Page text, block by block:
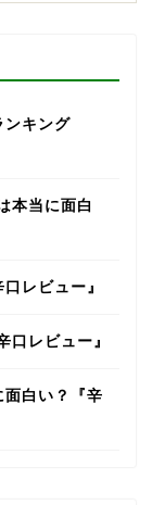
ンキング
本当に面白
レビュー』
口レビュー』
面白い？『辛